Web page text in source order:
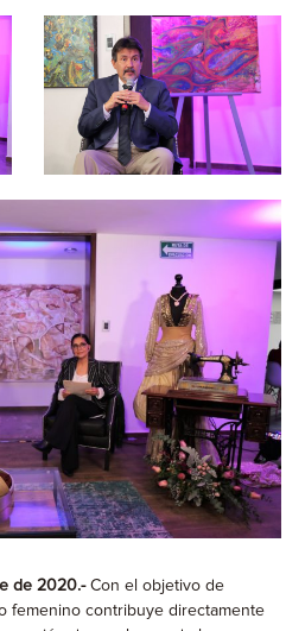
de 2020.-Con el objetivo de
femenino contribuye directamente